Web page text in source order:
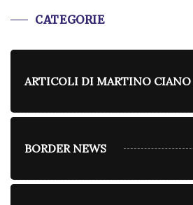
CATEGORIE
ARTICOLI DI MARTINO CIANO
BORDER NEWS